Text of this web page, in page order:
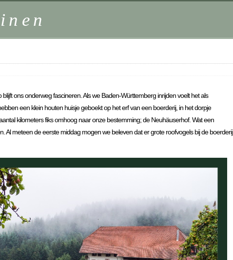
ons onderweg fascineren. Als we Baden-Württemberg inrijden voelt het als
een klein houten huisje geboekt op het erf van een boerderij, in het dorpje
kilometers fiks omhoog naar onze bestemming; de Neuhäuserhof. Wat een
meteen de eerste middag mogen we beleven dat er grote roofvogels bij de boerderij